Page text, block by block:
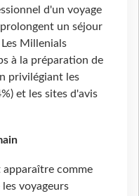
d'un voyage
un séjour
Millenials
à la préparation de
privilégiant les
et les sites d'avis
apparaître comme
voyageurs